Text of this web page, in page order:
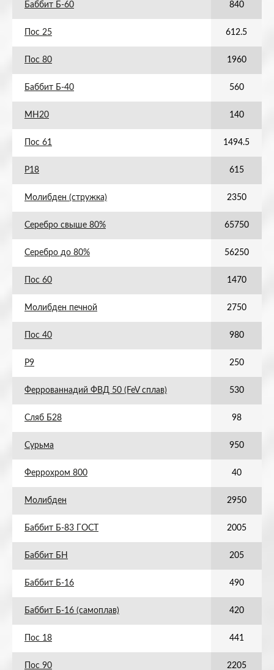
Баббит Б-60 840
Пос 25 612.5
Пос 80 1960
Баббит Б-40 560
МН20 140
Пос 61 1494.5
Р18 615
Молибден (стружка) 2350
Серебро свыше 80% 65750
Серебро до 80% 56250
Пос 60 1470
Молибден печной 2750
Пос 40 980
Р9 250
Феррованнадий ФВД 50 (FeV сплав) 530
Сляб Б28 98
Сурьма 950
Феррохром 800 40
Молибден 2950
Баббит Б-83 ГОСТ 2005
Баббит БН 205
Баббит Б-16 490
Баббит Б-16 (самоплав) 420
Пос 18 441
Пос 90 2205